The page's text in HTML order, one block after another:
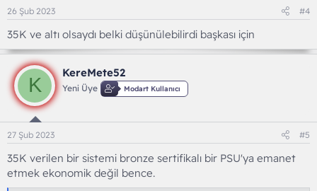
26 Şub 2023 #4
35K ve altı olsaydı belki düşünülebilirdi başkası için
K
KereMete52
Yeni Üye Modart Kullanıcı
27 Şub 2023 #5
35K verilen bir sistemi bronze sertifikalı bir PSU'ya emanet
etmek ekonomik değil bence.